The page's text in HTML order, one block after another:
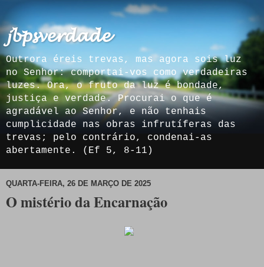
𝓳𝓫𝓹𝓼𝓿𝓮𝓻𝓭𝓪𝓭𝓮
Outrora éreis trevas, mas agora sois luz
no Senhor: comportai-vos como verdadeiras
luzes. Ora, o fruto da luz é bondade,
justiça e verdade. Procurai o que é
agradável ao Senhor, e não tenhais
cumplicidade nas obras infrutíferas das
trevas; pelo contrário, condenai-as
abertamente. (Ef 5, 8-11)
QUARTA-FEIRA, 26 DE MARÇO DE 2025
O mistério da Encarnação